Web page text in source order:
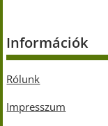
Információk
Rólunk
Impresszum